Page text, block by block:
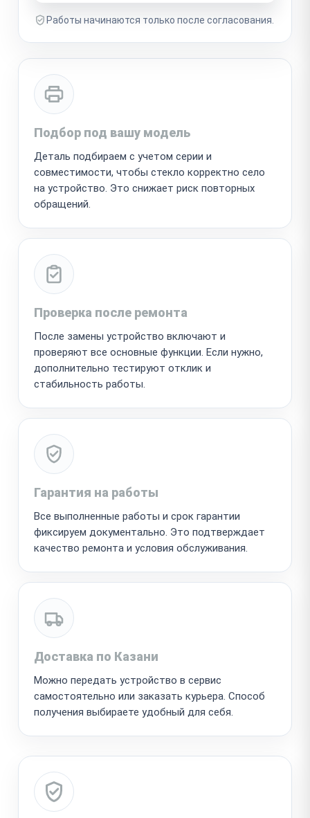
Работы начинаются только после согласования.
Подбор под вашу модель
Деталь подбираем с учетом серии и
совместимости, чтобы стекло корректно село
на устройство. Это снижает риск повторных
обращений.
Проверка после ремонта
После замены устройство включают и
проверяют все основные функции. Если нужно,
дополнительно тестируют отклик и
стабильность работы.
Гарантия на работы
Все выполненные работы и срок гарантии
фиксируем документально. Это подтверждает
качество ремонта и условия обслуживания.
Доставка по Казани
Можно передать устройство в сервис
самостоятельно или заказать курьера. Способ
получения выбираете удобный для себя.